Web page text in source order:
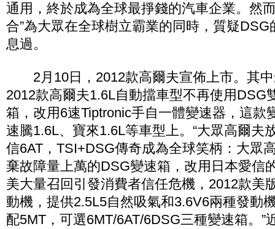
通用，終於成為全球最掙錢的汽車企業。然
合”為大眾在全球樹立霸業的同時，質疑
息過。
2月10日，2012款高爾夫宣佈上市。其中
2012款高爾夫1.6L自動擋車型不再使用DSG
箱，改用6速Tiptronic手自一體變速器，這款
速騰1.6L、寶來1.6L等車型上。“大眾高爾夫
信6AT，TSI+DSG傳奇成為全球笑柄：大眾
棄故障量上萬的DSG變速箱，改用日本愛信
美大量召回引發消費者信任危機，2012款美
動機，提供2.5L5自然吸氣和3.6V6兩種發動
配5MT，可選6MT/6AT/6DSG三種變速箱。”